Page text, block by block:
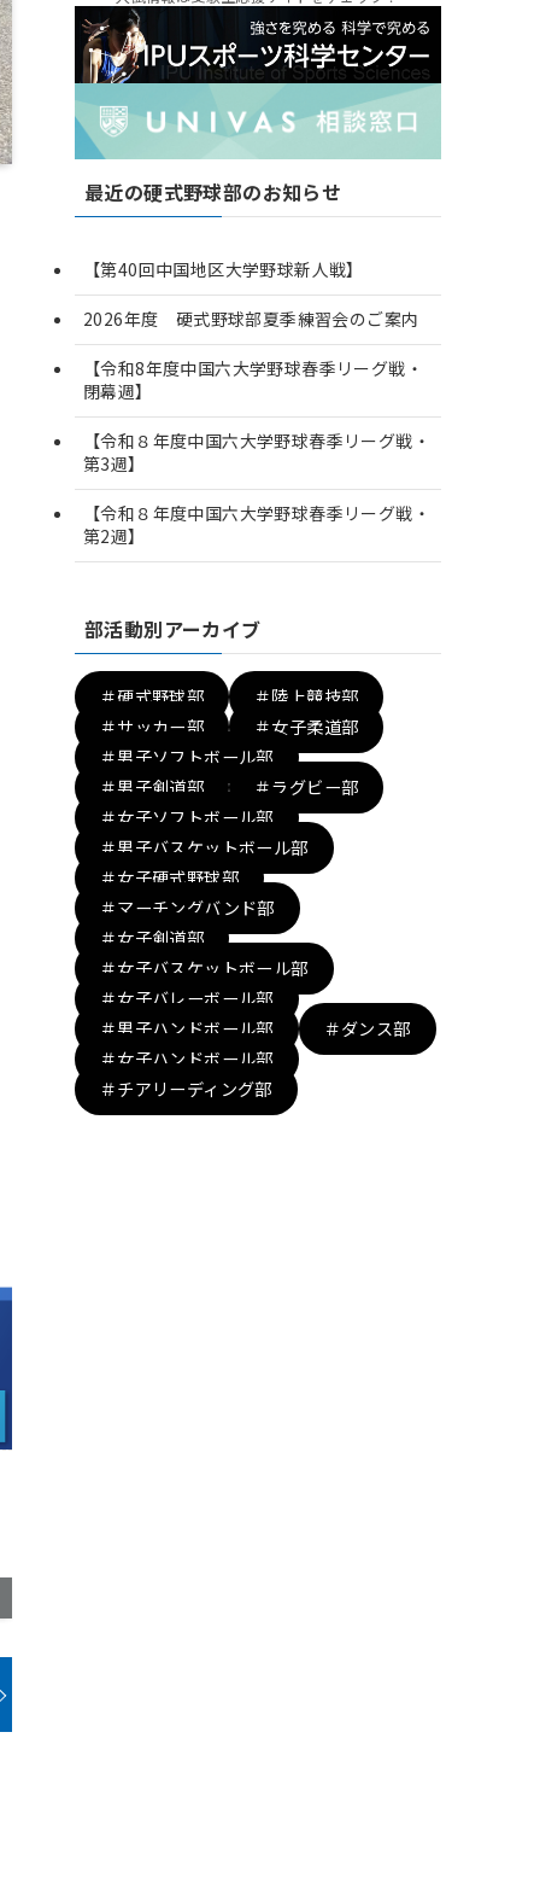
最近の硬式野球部のお知らせ
【第40回中国地区大学野球新人戦】
2026年度 硬式野球部夏季練習会のご案内
【令和8年度中国六大学野球春季リーグ戦・
閉幕週】
【令和８年度中国六大学野球春季リーグ戦・
第3週】
【令和８年度中国六大学野球春季リーグ戦・
第2週】
部活動別アーカイブ
＃硬式野球部
＃陸上競技部
＃サッカー部
＃女子柔道部
＃男子ソフトボール部
＃男子剣道部
＃ラグビー部
＃女子ソフトボール部
＃男子バスケットボール部
＃女子硬式野球部
＃マーチングバンド部
＃女子剣道部
＃女子バスケットボール部
＃女子バレーボール部
＃男子ハンドボール部
＃ダンス部
＃女子ハンドボール部
＃チアリーディング部